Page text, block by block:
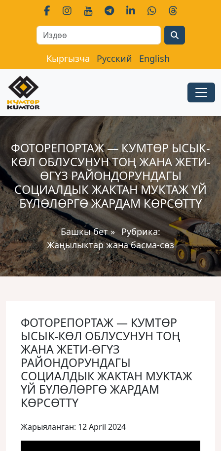
Кыргызча Русский English
ФОТОРЕПОРТАЖ — КУМТӨР ЫСЫК-
КӨЛ ОБЛУСУНУН ТОҢ ЖАНА ЖЕТИ-
ӨГҮЗ РАЙОНДОРУНДАГЫ
СОЦИАЛДЫК ЖАКТАН МУКТАЖ ҮЙ
БҮЛӨЛӨРГӨ ЖАРДАМ КӨРСӨТТҮ
Башкы бет» Рубрика:
Жаңылыктар жана басма-сөз
ФОТОРЕПОРТАЖ — КУМТӨР
ЫСЫК-КӨЛ ОБЛУСУНУН ТОҢ
ЖАНА ЖЕТИ-ӨГҮЗ
РАЙОНДОРУНДАГЫ
СОЦИАЛДЫК ЖАКТАН МУКТАЖ
ҮЙ БҮЛӨЛӨРГӨ ЖАРДАМ
КӨРСӨТТҮ
Жарыяланган: 12 April 2024